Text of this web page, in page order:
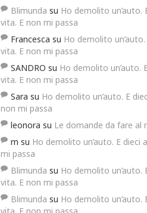
Blimunda su Ho demolito un’auto.
vita. E non mi passa
Francesca su Ho demolito
vita. E non mi passa
SANDRO su Ho demolito un’auto.
vita. E non mi passa
Sara su Ho demolito un’auto. E
non mi passa
leonora su Le domande da fare al
m su Ho demolito un’auto. E dieci
mi passa
Blimunda su Ho demolito un’auto.
vita. E non mi passa
Blimunda su Ho demolito un’auto.